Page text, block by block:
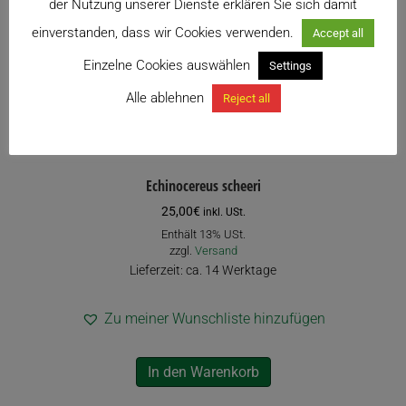
Echinocereus scheeri
25,00€ inkl. USt.
Enthält 13% USt.
zzgl. Versand
Lieferzeit: ca. 14 Werktage
Zu meiner Wunschliste hinzufügen
In den Warenkorb
der Nutzung unserer Dienste erklären Sie sich damit
einverstanden, dass wir Cookies verwenden.
Accept all
Einzelne Cookies auswählen Settings
Alle ablehnen Reject all